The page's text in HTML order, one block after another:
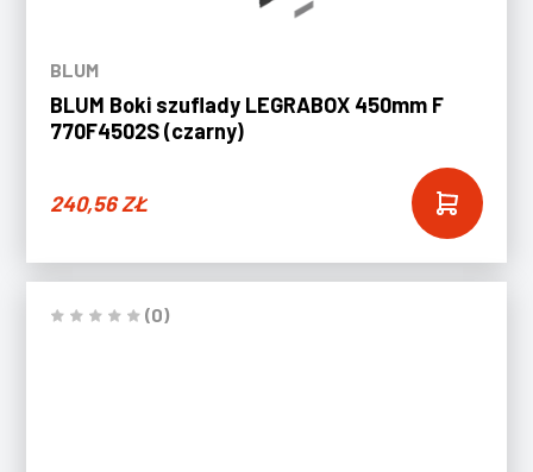
BLUM
BLUM Boki szuflady LEGRABOX 450mm F
770F4502S (czarny)
240,56ZŁ
(0)